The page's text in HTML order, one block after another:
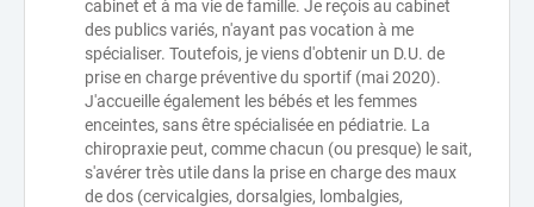
cabinet et à ma vie de famille. Je reçois au cabinet
des publics variés, n'ayant pas vocation à me
spécialiser. Toutefois, je viens d'obtenir un D.U. de
prise en charge préventive du sportif (mai 2020).
J'accueille également les bébés et les femmes
enceintes, sans être spécialisée en pédiatrie. La
chiropraxie peut, comme chacun (ou presque) le sait,
s'avérer très utile dans la prise en charge des maux
de dos (cervicalgies, dorsalgies, lombalgies,